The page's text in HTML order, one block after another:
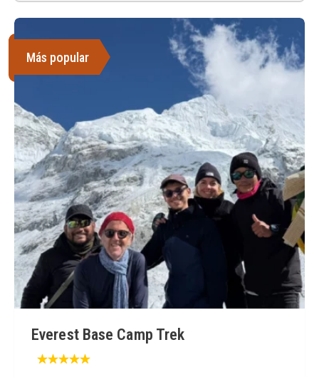
Everest Base Camp Trek
Más popular